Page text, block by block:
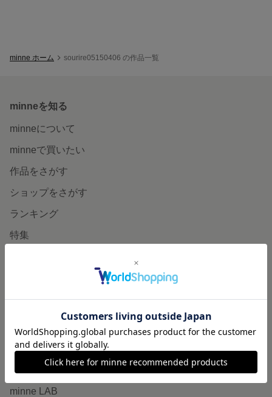
minne ホーム sourire05150406 の作品一覧
minneを知る
minneについて
minneで買いたい
作品をさがす
ショップをさがす
ランキング
特集
ヴィンテージ販売
ダウンロード販売
minne PLUS
minne LAB